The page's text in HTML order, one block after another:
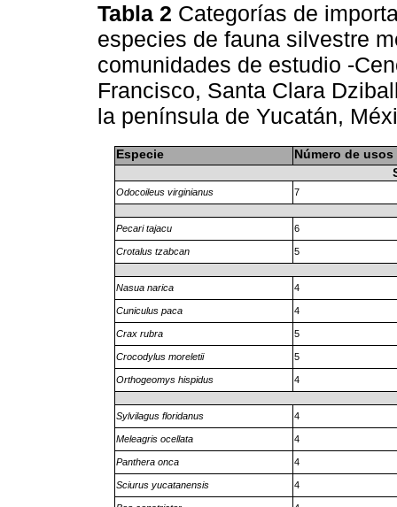
Tabla 2 Categorías de
especies de fauna silvestre
comunidades de estudio -
Francisco, Santa Clara
la península de Yucatán,
Especie
Número de usos
Odocoileus virginianus 7
Pecari tajacu 6
Crotalus tzabcan 5
Nasua narica 4
Cuniculus paca 4
Crax rubra 5
Crocodylus moreletii 5
Orthogeomys hispidus 4
Sylvilagus floridanus 4
Meleagris ocellata 4
Panthera onca 4
Sciurus yucatanensis 4